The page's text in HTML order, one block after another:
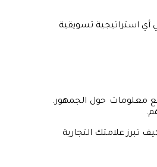
استراتيجية تسويقية
معلومات حول الجمهور.
تبرز علامتك التجارية